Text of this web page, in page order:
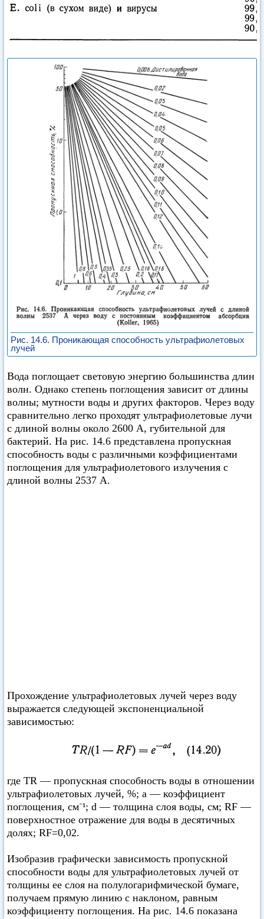
Рис. 14.6. Проникающая способность ультрафиолетовых
лучей
Вода поглощает световую энергию большинства длин
волн. Однако степень поглощения зависит от длины
волны; мутности воды и других факторов. Через воду
сравнительно легко проходят ультрафиолетовые лучи
с длиной волны около 2600 А, губительной для
бактерий. На рис. 14.6 представлена пропускная
способность воды с различными коэффициентами
поглощения для ультрафиолетового излучения с
длиной волны 2537 А.
Прохождение ультрафиолетовых лучей через воду
выражается следующей экспоненциальной
зависимостью:
где TR — пропускная способность воды в отношении
ультрафиолетовых лучей, %; а — коэффициент
поглощения, см⁻¹; d — толщина слоя воды, см; RF —
поверхностное отражение для воды в десятичных
долях; RF=0,02.
Изобразив графически зависимость пропускной
способности воды для ультрафиолетовых лучей от
толщины ее слоя на полулогарифмической бумаге,
получаем прямую линию с наклоном, равным
коэффициенту поглощения. На рис. 14.6 показана